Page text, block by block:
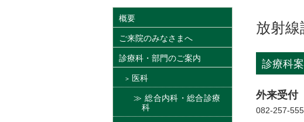
放射線
診療科
外来受付
082-257-
概要
ご来院のみなさまへ
診療科・部門のご案内
医科
総合内科・総合診療
科